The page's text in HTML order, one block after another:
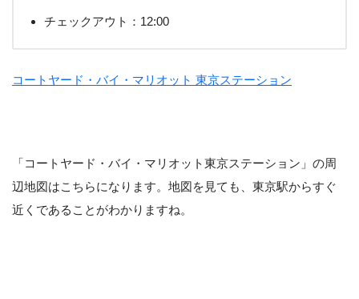
チェックアウト：12:00
コートヤード・バイ・マリオット 東京ステーション
「コートヤード・バイ・マリオット東京ステーション」の周
辺地図はこちらになります。地図を見ても、東京駅からすぐ
近くであることがわかりますね。